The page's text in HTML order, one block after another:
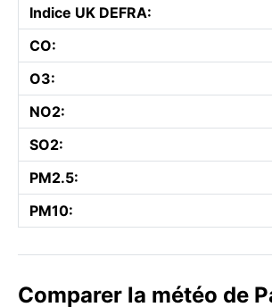
Indice UK DEFRA:
CO:
O3:
NO2:
SO2:
PM2.5:
PM10:
Comparer la météo de